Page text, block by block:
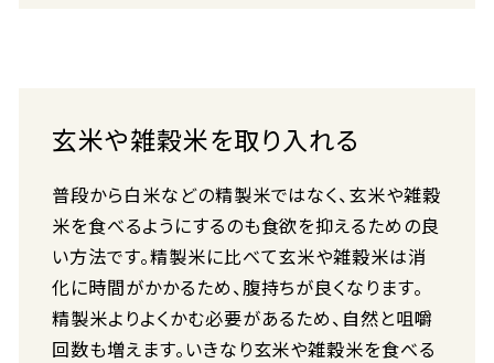
玄米や雑穀米を取り入れる
普段から白米などの精製米ではなく、玄米や雑穀
米を食べるようにするのも食欲を抑えるための良
い方法です。精製米に比べて玄米や雑穀米は消
化に時間がかかるため、腹持ちが良くなります。
精製米よりよくかむ必要があるため、自然と咀嚼
回数も増えます。いきなり玄米や雑穀米を食べる